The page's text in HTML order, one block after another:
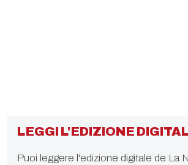
LEGGI L'EDIZIONE
Puoi leggere l'edizione digitale de La